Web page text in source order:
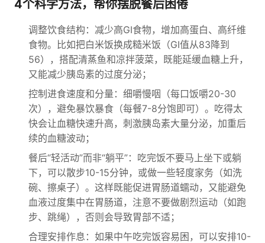
4个科学方法，帮你摆脱餐后困倦
调整饮食结构：减少高GI食物，增加高蛋白、高纤维
食物。比如把白米饭换成糙米饭（GI值从83降到
56），搭配清蒸鱼和凉拌菠菜，既能延缓血糖上升，
又能减少胰岛素的过度分泌；
控制进食速度和分量：细嚼慢咽（每口饭嚼20-30
次），避免暴饮暴食（每餐7-8分饱即可）。吃得太
快会让血糖快速升高，刺激胰岛素大量分泌，加重后
续的血糖波动；
餐后“轻活动”而非“躺平”：吃完饭不要马上坐下或躺
下，可以散步10-15分钟，或做一些轻度家务（如洗
碗、擦桌子）。这样既能促进胃肠道蠕动，又能避免
血液过度集中在胃肠道，注意不要做剧烈运动（如跑
步、跳绳），否则会导致胃部不适；
合理安排作息：如果中午吃完饭容易困，可以安排10-